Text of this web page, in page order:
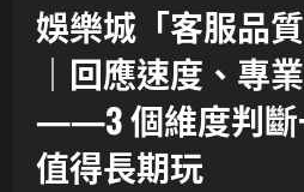
娛樂城「客服品
｜回應速度、專
——3 個維度判斷
值得長期玩